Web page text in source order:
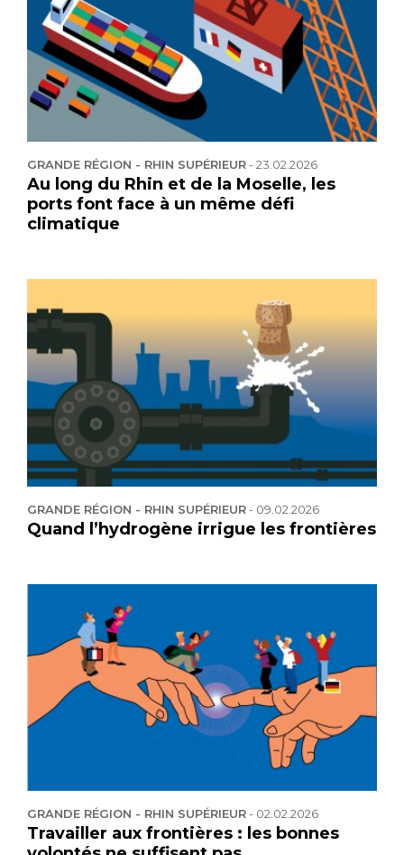
GRANDE RÉGION - RHIN SUPÉRIEUR-23.02.2026
Au long du Rhin et de la Moselle, les
ports font face à un même défi
climatique
GRANDE RÉGION - RHIN SUPÉRIEUR- 09.02.2026
Quand l’hydrogène irrigue les frontières
GRANDE RÉGION - RHIN SUPÉRIEUR- 02.02.2026
Travailler aux frontières : les bonnes